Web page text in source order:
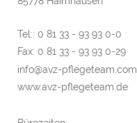
Tel:: 0 81 33 - 93 93 0-0
Fax: 0 81 33 - 93 93 0-29
info@avz-pflegeteam.com
www.avz-pflegeteam.de